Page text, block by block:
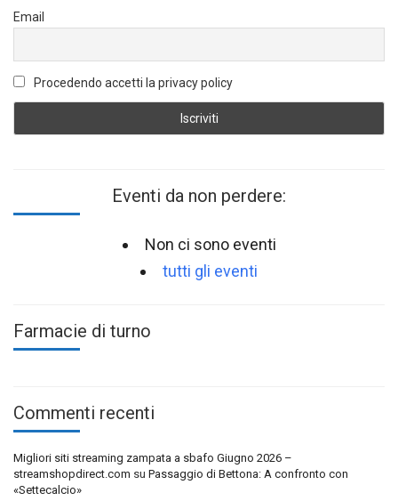
Email
Procedendo accetti la privacy policy
Eventi da non perdere:
Non ci sono eventi
tutti gli eventi
Farmacie di turno
Commenti recenti
Migliori siti streaming zampata a sbafo Giugno 2026 –
streamshopdirect.com su Passaggio di Bettona: A confronto con
«Settecalcio»